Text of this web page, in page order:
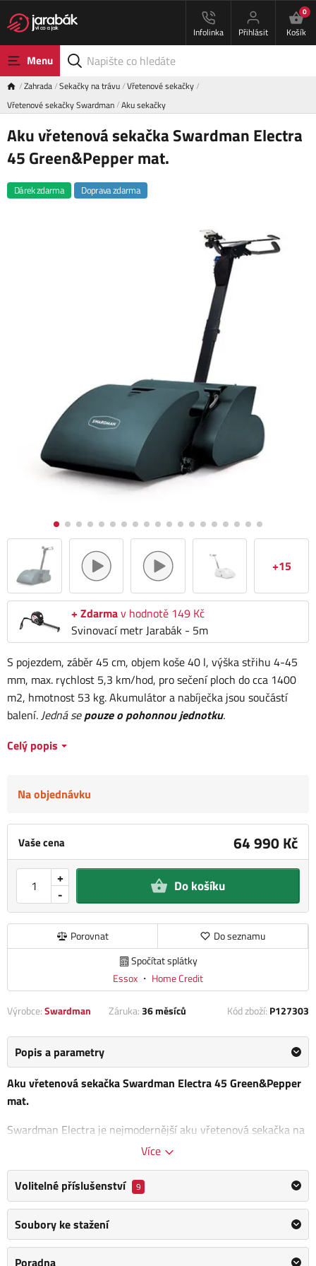
Infolinka Přihlásit
0
Košík
Menu
Zahrada Sekačky na trávu Vřetenové sekačky
Vřetenové sekačky Swardman Aku sekačky
Aku vřetenová sekačka Swardman Electra
45 Green&Pepper mat.
Dárek zdarma Doprava zdarma
+15
+ Zdarmav hodnotě 149 Kč
Svinovací metr Jarabák - 5m
Vaše cena 64 990 Kč
-
+ Do košíku
Porovnat
Do seznamu
Spočítat splátky
Essox ・ Home Credit
S pojezdem, záběr 45 cm, objem koše 40 l, výška střihu 4-45
mm, max. rychlost 5,3 km/hod, pro sečení ploch do cca 1400
m2, hmotnost 53 kg. Akumulátor a nabíječka jsou součástí
balení.Jedná sepouze o pohonnou jednotku.
Celý popis
Na objednávku
Výrobce:Swardman Záruka:36 měsíců Kód zboží: P127303
Popis a parametry
Aku vřetenová sekačka Swardman Electra 45 Green&Pepper
mat.
Swardman Electra je nejmodernější aku vřetenová sekačka na
na údržbu domácích anglických trávníků
bezemisními elektromotory. Jeden motor je určen pro chod
vřetene a druhý pro pojezd sekačky.
Electra jekompletně vyvinuta a vyrobena v České republices
důrazem na snadnou a intuitivní manipulaci, svobodu pohybu
Více
Volitelné příslušenství 9
Soubory ke stažení
Poradna